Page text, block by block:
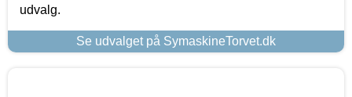
udvalg.
Se udvalget på SymaskineTorvet.dk